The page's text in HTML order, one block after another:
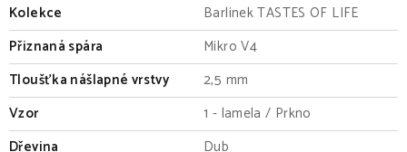
Kolekce
Barlinek TASTES OF LIFE
Přiznaná spára
Mikro V4
Tloušťka nášlapné vrstvy
2,5 mm
Vzor
1 - lamela / Prkno
Dřevina
Dub